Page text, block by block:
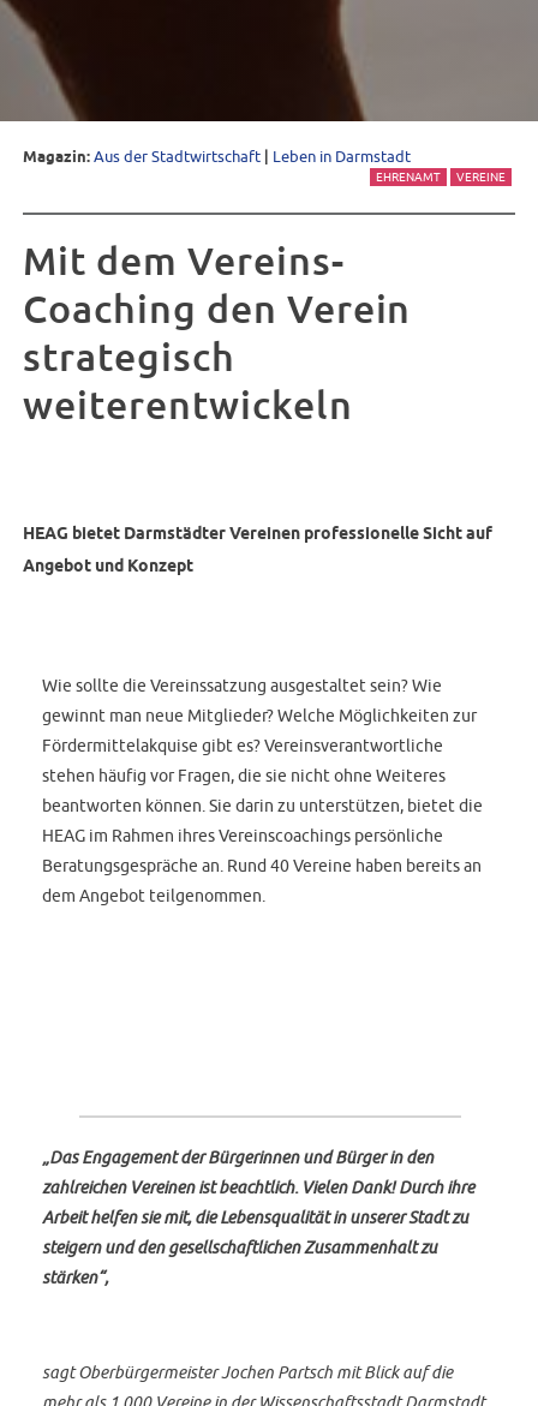
Magazin:Aus der Stadtwirtschaft Leben in Darmstadt
EHRENAMT VEREINE
Mit dem Vereins-
Coaching den Verein
strategisch
weiterentwickeln
HEAG bietet Darmstädter Vereinen professionelle Sicht auf
Angebot und Konzept
Wie sollte die Vereinssatzung ausgestaltet sein? Wie
gewinnt man neue Mitglieder? Welche Möglichkeiten zur
Fördermittelakquise gibt es? Vereinsverantwortliche
stehen häufig vor Fragen, die sie nicht ohne Weiteres
beantworten können. Sie darin zu unterstützen, bietet die
HEAG im Rahmen ihres Vereinscoachings persönliche
Beratungsgespräche an. Rund 40 Vereine haben bereits an
dem Angebot teilgenommen.
„Das Engagement der Bürgerinnen und Bürger in den
zahlreichen Vereinen ist beachtlich. Vielen Dank! Durch ihre
Arbeit helfen sie mit, die Lebensqualität in unserer Stadt zu
steigern und den gesellschaftlichen Zusammenhalt zu
stärken“,
sagt Oberbürgermeister Jochen Partsch mit Blick auf die